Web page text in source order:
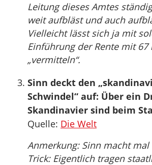
Leitung dieses Amtes
weit aufbläst und auch
Vielleicht lässt sich ja mit
Einführung der Rente mit 67
„vermitteln“.
Sinn deckt den
Schwindel“ auf: Über ein
Skandinavier sind beim
Quelle: Die Welt
Anmerkung: Sinn macht
Trick: Eigentlich tragen